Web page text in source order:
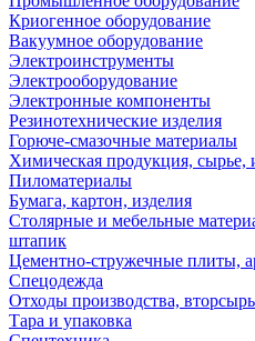
Криогенное оборудование
Вакуумное оборудование
Электроинструменты
Электрооборудование
Электронные компоненты
Резинотехнические изделия
Горюче-смазочные материалы
Химическая продукция, сырье,
Пиломатериалы
Бумага, картон, изделия
Столярные и мебельные
штапик
Цементно-стружечные плиты,
Спецодежда
Отходы производства,
Тара и упаковка